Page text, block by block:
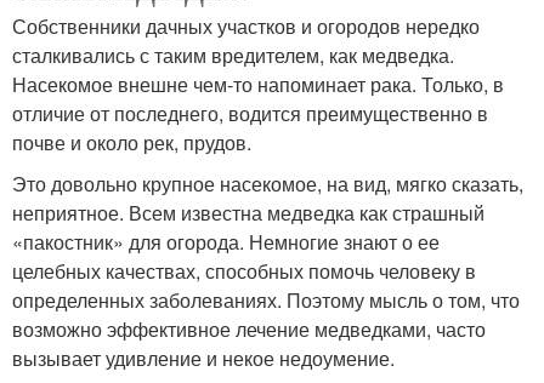
Собственники дачных участков и огородов нередко
сталкивались с таким вредителем, как медведка.
Насекомое внешне чем-то напоминает рака. Только, в
отличие от последнего, водится преимущественно в
почве и около рек, прудов.
Это довольно крупное насекомое, на вид, мягко сказать,
неприятное. Всем известна медведка как страшный
«пакостник» для огорода. Немногие знают о ее
целебных качествах, способных помочь человеку в
определенных заболеваниях. Поэтому мысль о том, что
возможно эффективное лечение медведками, часто
вызывает удивление и некое недоумение.